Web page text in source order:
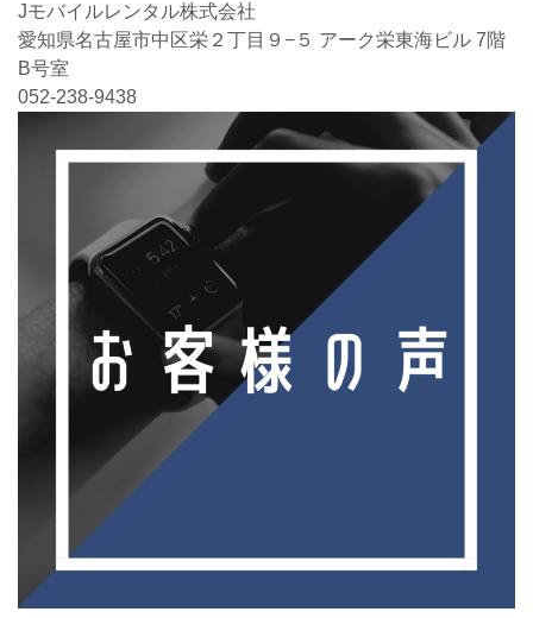
Jモバイルレンタル株式会社
愛知県名古屋市中区栄２丁目９−５ アーク栄東海ビル 7階
B号室
052-238-9438